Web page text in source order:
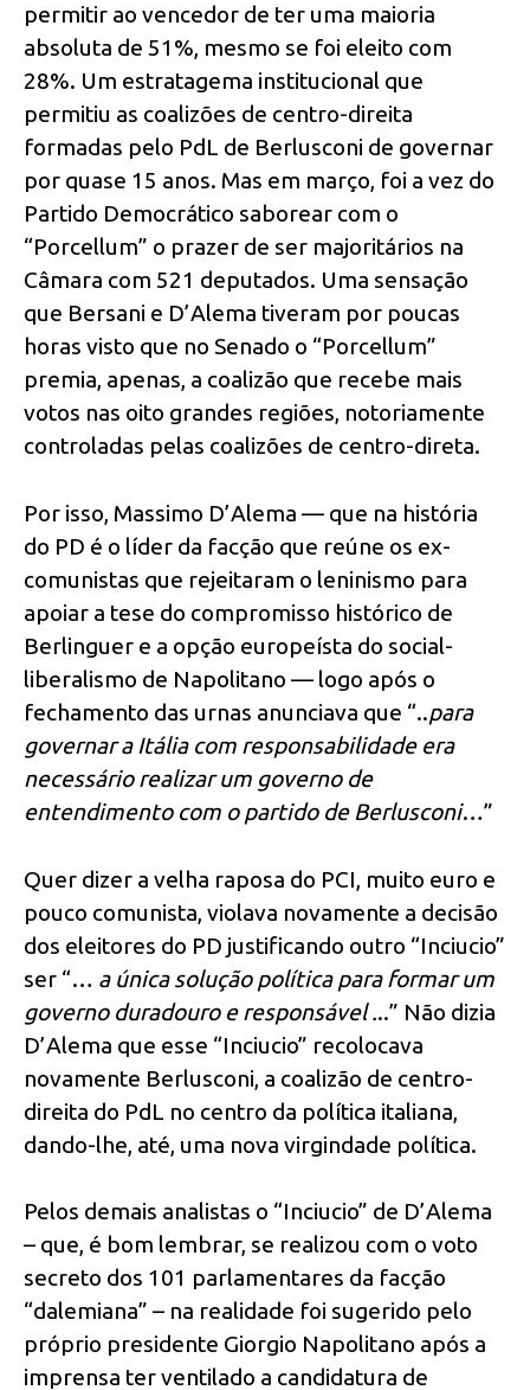
permitir ao vencedor de ter uma maioria
absoluta de 51%, mesmo se foi eleito com
28%. Um estratagema institucional que
permitiu as coalizões de centro-direita
formadas pelo PdL de Berlusconi de governar
por quase 15 anos. Mas em março, foi a vez do
Partido Democrático saborear com o
“Porcellum” o prazer de ser majoritários na
Câmara com 521 deputados. Uma sensação
que Bersani e D’Alema tiveram por poucas
horas visto que no Senado o “Porcellum”
premia, apenas, a coalizão que recebe mais
votos nas oito grandes regiões, notoriamente
controladas pelas coalizões de centro-direta.
Por isso, Massimo D’Alema — que na história
do PD é o líder da facção que reúne os ex-
comunistas que rejeitaram o leninismo para
apoiar a tese do compromisso histórico de
Berlinguer e a opção europeísta do social-
liberalismo de Napolitano — logo após o
fechamento das urnas anunciava que “..para
governar a Itália com responsabilidade era
necessário realizar um governo de
entendimento com o partido de Berlusconi…”
Quer dizer a velha raposa do PCI, muito euro e
pouco comunista, violava novamente a decisão
dos eleitores do PD justificando outro “Inciucio”
ser “… a única solução política para formar um
governo duradouro e responsável ...” Não dizia
D’Alema que esse “Inciucio” recolocava
novamente Berlusconi, a coalizão de centro-
direita do PdL no centro da política italiana,
dando-lhe, até, uma nova virgindade política.
Pelos demais analistas o “Inciucio” de D’Alema
– que, é bom lembrar, se realizou com o voto
secreto dos 101 parlamentares da facção
“dalemiana” – na realidade foi sugerido pelo
próprio presidente Giorgio Napolitano após a
imprensa ter ventilado a candidatura de